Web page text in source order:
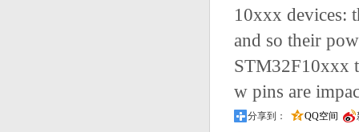
10xxx devices:
and so their
STM32F10xxx
w pins are
分享到： QQ空间